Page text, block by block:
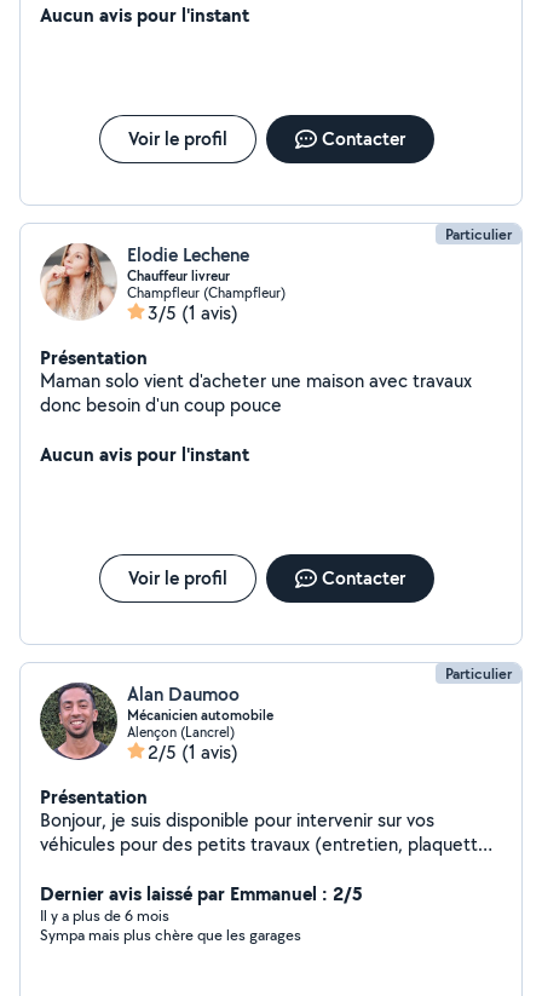
Aucun avis pour l'instant
Voir le profil Contacter
Particulier
Elodie Lechene
Chauffeur livreur
Champfleur (Champfleur)
3/5 (1 avis)
Présentation
Maman solo vient d'acheter une maison avec travaux
donc besoin d'un coup pouce
Aucun avis pour l'instant
Voir le profil Contacter
Particulier
Alan Daumoo
Mécanicien automobile
Alençon (Lancrel)
2/5 (1 avis)
Présentation
Bonjour, je suis disponible pour intervenir sur vos
véhicules pour des petits travaux (entretien, plaquettes
travaux de maison ( meubles, déménagement) Bonne
journée
Dernier avis laissé par Emmanuel : 2/5
Il y a plus de 6 mois
Sympa mais plus chère que les garages